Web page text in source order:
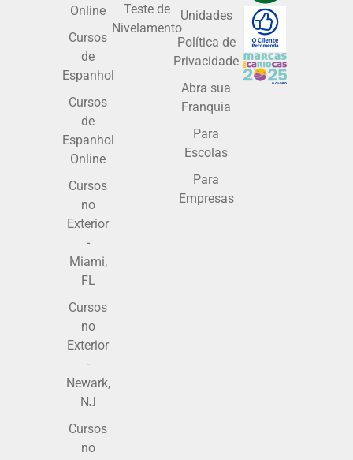
Online
Cursos
de
Espanhol
Cursos
de
Espanhol
Online
Cursos
no
Exterior
-
Miami,
FL
Cursos
no
Exterior
-
Newark,
NJ
Cursos
no
Teste de
Nivelamento
Unidades
Política de
Privacidade
Abra sua
Franquia
Para
Escolas
Para
Empresas